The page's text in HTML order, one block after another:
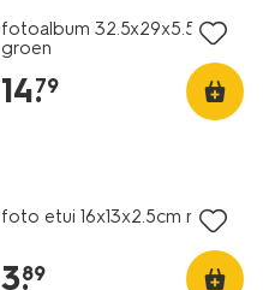
fotoalbum 32.5x29x5.5cm
groen
14.
79
foto etui 16x13x2.5cm roze
3.
89